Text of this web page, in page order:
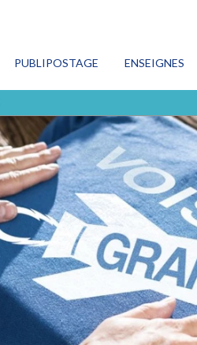
PUBLIPOSTAGE ENSEIGNES
Publipostage
Enseignes
Impression
Plus de
Blog
Contactez-